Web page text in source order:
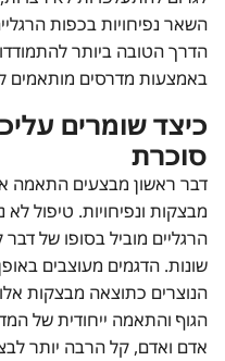
השאר נפיחויות בכפות
הדרך הטובה ביותר
באמצעות מדרסים מותאמים
כיצד שומרים
סוכרת
דבר ראשון מבצעים התאמה
מבצקות ונפיחויות. טיפול
הרגליים מוביל בסופו של דבר
שונות. הדגמים מעוצבים
הנוצרים כתוצאה מבצקות
הגוף והתאמה ייחודית של
אדם ואדם, קל הרבה יותר